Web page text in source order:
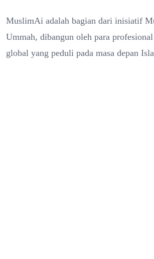
MuslimAi adalah bagian dari inisiatif
Ummah, dibangun oleh para
global yang peduli pada masa depan